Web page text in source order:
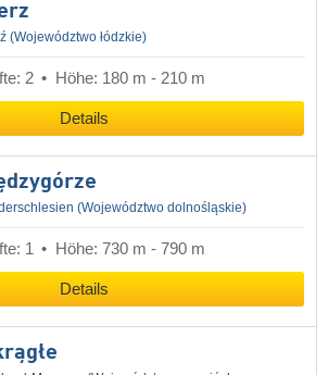
(Województwo łódzkie)
2 Höhe: 180 m - 210 m
Details
(Województwo dolnośląskie)
1 Höhe: 730 m - 790 m
Details